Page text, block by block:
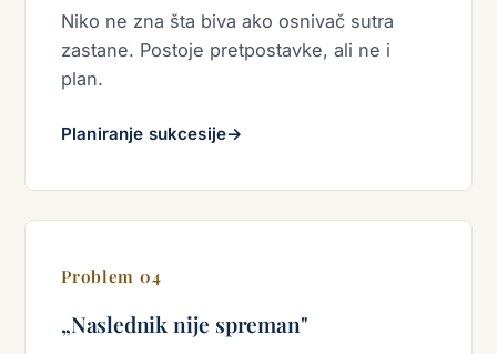
Niko ne zna šta biva ako osnivač sutra
zastane. Postoje pretpostavke, ali ne i
plan.
Planiranje sukcesije→
Problem 04
„Naslednik nije spreman"